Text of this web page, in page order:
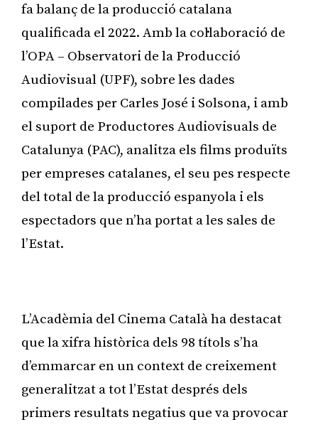
fa balanç de la producció catalana
qualificada el 2022. Amb la col·laboració de
l’OPA – Observatori de la Producció
Audiovisual (UPF), sobre les dades
compilades per Carles José i Solsona, i amb
el suport de Productores Audiovisuals de
Catalunya (PAC), analitza els films produïts
per empreses catalanes, el seu pes respecte
del total de la producció espanyola i els
espectadors que n’ha portat a les sales de
l’Estat.
L’Acadèmia del Cinema Català ha destacat
que la xifra històrica dels 98 títols s’ha
d’emmarcar en un context de creixement
generalitzat a tot l’Estat després dels
primers resultats negatius que va provocar